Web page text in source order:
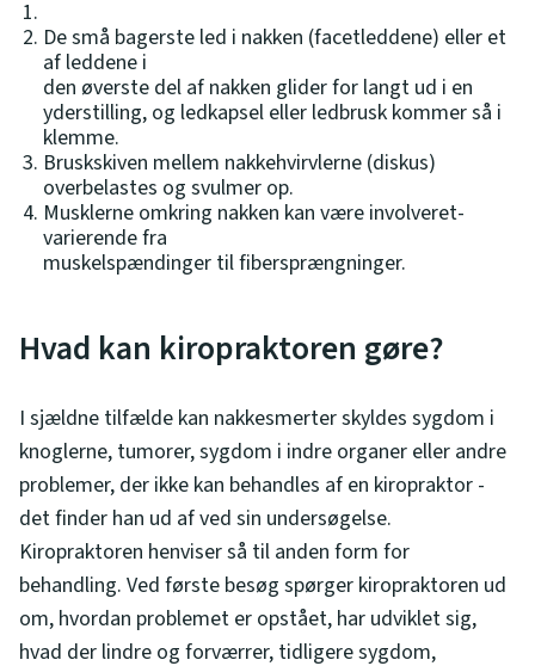
De små bagerste led i nakken (facetleddene) eller et
af leddene i
den øverste del af nakken glider for langt ud i en
yderstilling, og ledkapsel eller ledbrusk kommer så i
klemme.
Bruskskiven mellem nakkehvirvlerne (diskus)
overbelastes og svulmer op.
Musklerne omkring nakken kan være involveret-
varierende fra
muskelspændinger til fibersprængninger.
Hvad kan kiropraktoren gøre?
I sjældne tilfælde kan nakkesmerter skyldes sygdom i
knoglerne, tumorer, sygdom i indre organer eller andre
problemer, der ikke kan behandles af en kiropraktor -
det finder han ud af ved sin undersøgelse.
Kiropraktoren henviser så til anden form for
behandling. Ved første besøg spørger kiropraktoren ud
om, hvordan problemet er opstået, har udviklet sig,
hvad der lindre og forværrer, tidligere sygdom,